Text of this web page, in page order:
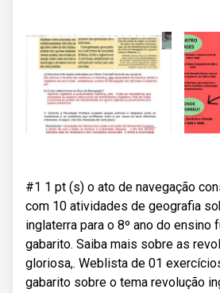
#1 1 pt (s) o ato de navegação
com 10 atividades de geografia
inglaterra para o 8º ano do ensino
gabarito. Saiba mais sobre as
gloriosa,. Weblista de 01
gabarito sobre o tema revolução